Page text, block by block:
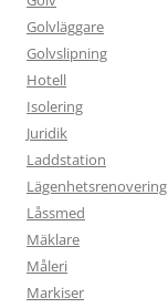
Golvläggare
Golvslipning
Hotell
Isolering
Juridik
Laddstation
Lägenhetsrenovering
Låssmed
Mäklare
Måleri
Markiser